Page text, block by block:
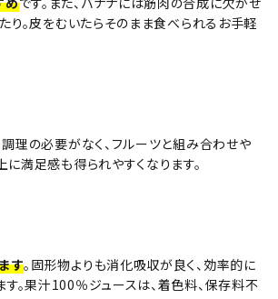
り。皮をむいたらそのまま食べられるお手軽
調理の必要がなく、フルーツと組み合わせや
満足感も得られやすくなります。
す。固形物よりも消化吸収が良く、効率的に
。果汁100％ジュースは、着色料、保存料不